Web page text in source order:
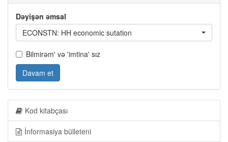
Dəyişən əmsal
ECONSTN: HH economic sutation
Bilmirəm' və 'imtina' sız
Davam et
Kod kitabçası
İnformasiya bülleteni